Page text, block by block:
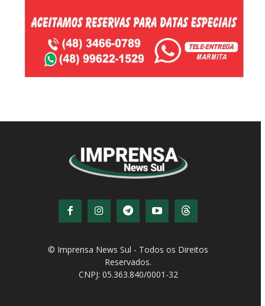
© Imprensa News Sul - Todos os Direitos
Reservados.
CNPJ: 05.363.840/0001-32